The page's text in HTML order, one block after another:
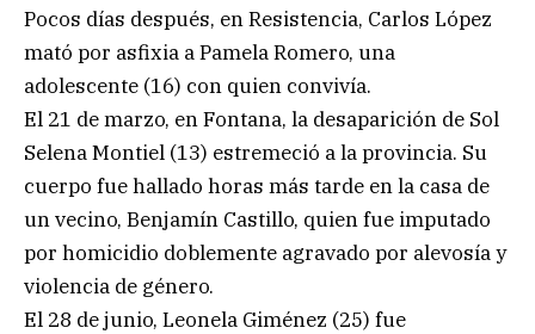
Pocos días después, en Resistencia, Carlos López
mató por asfixia a Pamela Romero, una
adolescente (16) con quien convivía.
El 21 de marzo, en Fontana, la desaparición de Sol
Selena Montiel (13) estremeció a la provincia. Su
cuerpo fue hallado horas más tarde en la casa de
un vecino, Benjamín Castillo, quien fue imputado
por homicidio doblemente agravado por alevosía y
violencia de género.
El 28 de junio, Leonela Giménez (25) fue